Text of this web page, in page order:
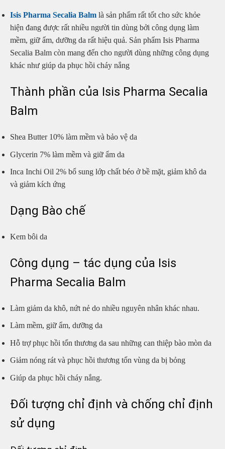
Isis Pharma Secalia Balm là sản phẩm rất tốt cho sức khỏe
hiện đang được rất nhiều người tin dùng bởi công dụng làm
mềm, giữ ẩm, dưỡng da rất hiệu quả. Sản phẩm Isis Pharma
Secalia Balm còn mang đến cho người dùng những công dụng
khác như giúp da phục hồi cháy nắng
Thành phần của Isis Pharma Secalia
Balm
Shea Butter 10% làm mềm và bảo vệ da
Glycerin 7% làm mềm và giữ ẩm da
Inca Inchi Oil 2% bổ sung lớp chất béo ở bề mặt, giảm khô da
và giảm kích ứng
Dạng Bào chế
Kem bôi da
Công dụng – tác dụng của Isis
Pharma Secalia Balm
Làm giảm da khô, nứt nẻ do nhiều nguyên nhân khác nhau.
Làm mềm, giữ ẩm, dưỡng da
Hỗ trợ phục hồi tổn thương da sau những can thiệp bào mòn da
Giảm nóng rát và phục hồi thương tổn vùng da bị bỏng
Giúp da phục hồi cháy nắng.
Đối tượng chỉ định và chống chỉ định
sử dụng